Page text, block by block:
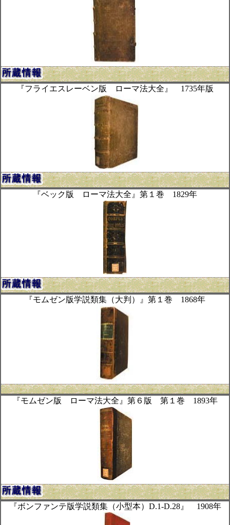
『フライエスレーベン版 ローマ法大全』 1735年版
『ベック版 ローマ法大全』第１巻 1829年
『モムゼン版学説類集（大判）』第１巻 1868年
『モムゼン版 ローマ法大全』第６版 第１巻 1893年
『ボンファンテ版学説類集（小型本）D.1-D.28』 1908年